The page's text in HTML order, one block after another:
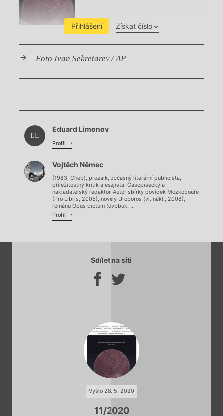
Přihlášení Získat číslo
Foto Ivan Sekretarev / AP
Chviličku.
Načítá se.
EL
Eduard Limonov
Profil
Vojtěch Němec
(1983, Cheb), prozaik, občasný literární publicista,
příležitostný kritik a esejista. Časopisecký a
nakladatelský redaktor. Autor sbírky povídek Mozkobouře
(Pro Libris, 2005), novely Uroboros (vl. nákl., 2008),
románu Opus pictum (dybbuk, ...
Profil
Sdílet na síti
Vyšlo 28. 5. 2020
11/2020